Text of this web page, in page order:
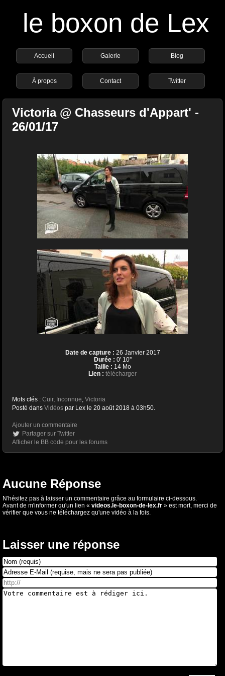
le boxon de Lex
Accueil Galerie Blog
À propos Contact Twitter
Victoria @ Chasseurs d'Appart' -
26/01/17
Date de capture : 26 Janvier 2017
Durée : 0' 10''
Taille : 14 Mo
Lien : télécharger
Mots clés : Cuir, Inconnue, Victoria
Posté dans Vidéos par Lex le 20 août 2018 à 03h50.
Ajouter un commentaire
Partager sur Twitter
Afficher le BB code pour les forums
Aucune Réponse
N'hésitez pas à laisser un commentaire grâce au formulaire ci-dessous.
Avant de m'informer qu'un lien « videos.le-boxon-de-lex.fr » est mort, merci de
vérifier que vous ne téléchargez qu'une vidéo à la fois.
Laisser une réponse